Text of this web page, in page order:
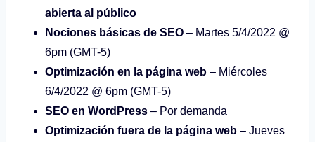
abierta al público
Nociones básicas de SEO – Martes 5/4/2022 @
6pm (GMT-5)
Optimización en la página web – Miércoles
6/4/2022 @ 6pm (GMT-5)
SEO en WordPress – Por demanda
Optimización fuera de la página web – Jueves